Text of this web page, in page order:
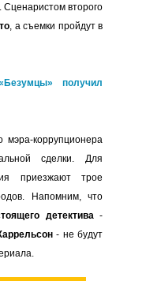
Сценаристом второго
, а съемки пройдут в
получил
коррупционера
сделки. Для
приезжают трое
Напомним, что
детектива-
- не будут